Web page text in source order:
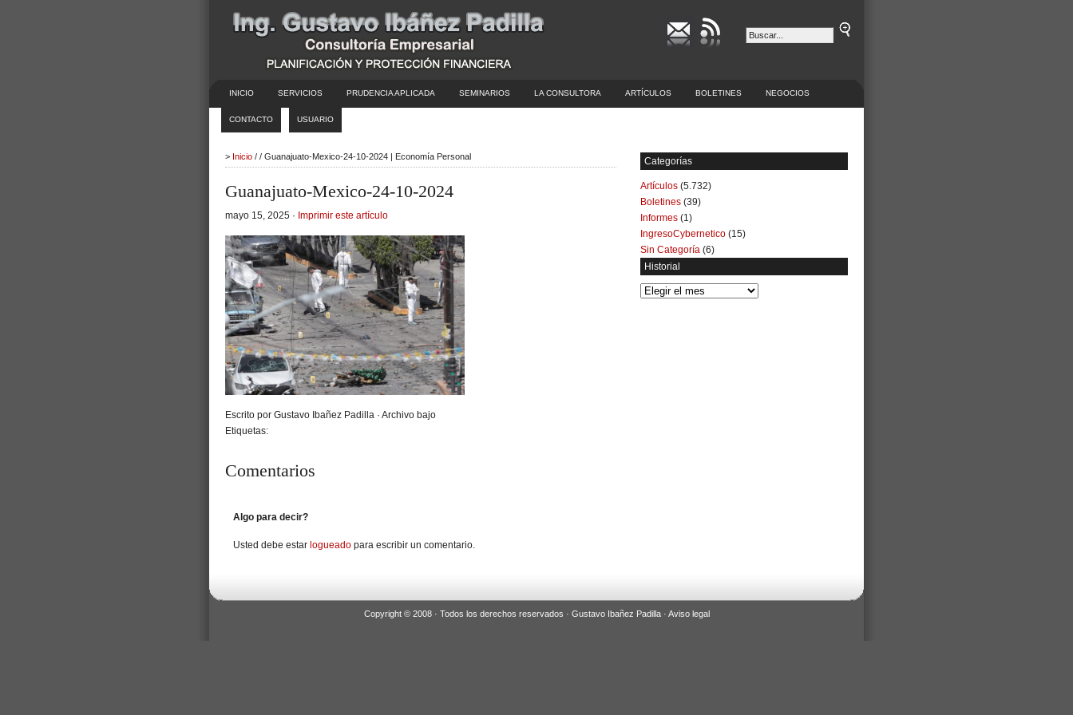
INICIO SERVICIOS PRUDENCIA APLICADA SEMINARIOS LA CONSULTORA ARTÍCULOS BOLETINES NEGOCIOS
CONTACTO USUARIO
> Inicio / / Guanajuato-Mexico-24-10-2024 | Economía Personal
Guanajuato-Mexico-24-10-2024
mayo 15, 2025 · Imprimir este artículo
Escrito por Gustavo Ibañez Padilla · Archivo bajo
Etiquetas:
Comentarios
Algo para decir?
Usted debe estar logueado para escribir un comentario.
Categorías
Artículos (5.732)
Boletines (39)
Informes (1)
IngresoCybernetico (15)
Sin Categoría (6)
Historial
Historial
Copyright © 2008 · Todos los derechos reservados · Gustavo Ibañez Padilla · Aviso legal